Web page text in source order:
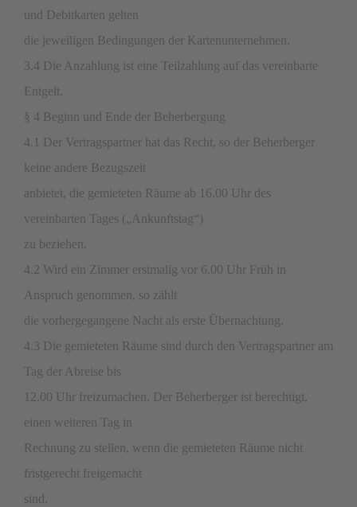
und Debitkarten gelten
die jeweiligen Bedingungen der Kartenunternehmen.
3.4 Die Anzahlung ist eine Teilzahlung auf das vereinbarte
Entgelt.
§ 4 Beginn und Ende der Beherbergung
4.1 Der Vertragspartner hat das Recht, so der Beherberger
keine andere Bezugszeit
anbietet, die gemieteten Räume ab 16.00 Uhr des
vereinbarten Tages („Ankunftstag“)
zu beziehen.
4.2 Wird ein Zimmer erstmalig vor 6.00 Uhr Früh in
Anspruch genommen, so zählt
die vorhergegangene Nacht als erste Übernachtung.
4.3 Die gemieteten Räume sind durch den Vertragspartner am
Tag der Abreise bis
12.00 Uhr freizumachen. Der Beherberger ist berechtigt,
einen weiteren Tag in
Rechnung zu stellen, wenn die gemieteten Räume nicht
fristgerecht freigemacht
sind.